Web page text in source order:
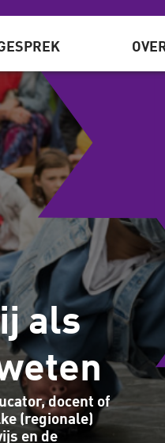
als
docent of
(regionale)
en de